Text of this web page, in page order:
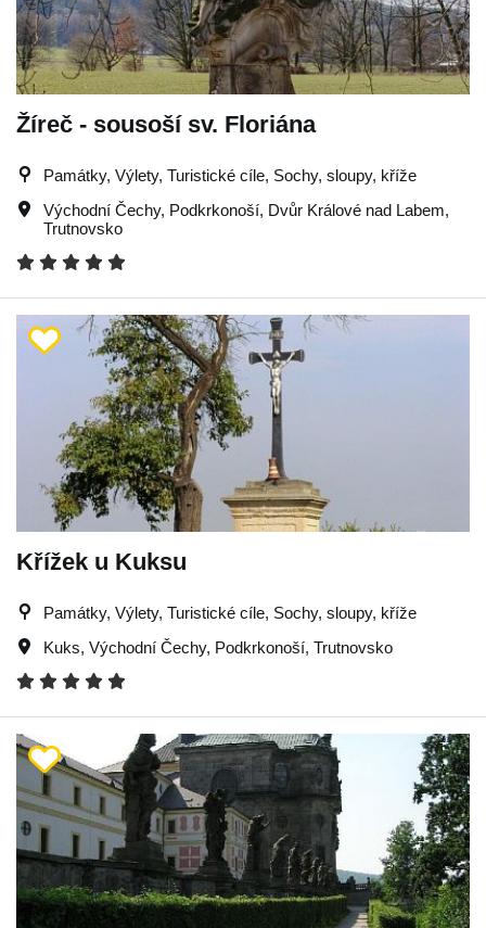
Žíreč - sousoší sv. Floriána
Památky, Výlety, Turistické cíle, Sochy, sloupy, kříže
Východní Čechy, Podkrkonoší, Dvůr Králové nad Labem,
Trutnovsko
Křížek u Kuksu
Památky, Výlety, Turistické cíle, Sochy, sloupy, kříže
Kuks, Východní Čechy, Podkrkonoší, Trutnovsko